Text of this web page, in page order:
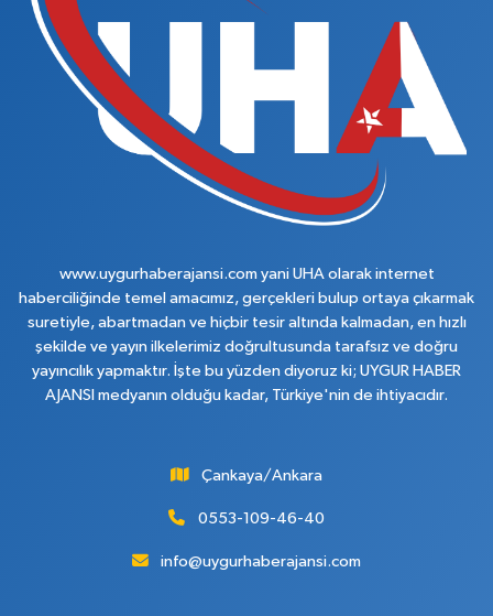
www.uygurhaberajansi.com yani UHA olarak internet
haberciliğinde temel amacımız, gerçekleri bulup ortaya çıkarmak
suretiyle, abartmadan ve hiçbir tesir altında kalmadan, en hızlı
şekilde ve yayın ilkelerimiz doğrultusunda tarafsız ve doğru
yayıncılık yapmaktır. İşte bu yüzden diyoruz ki; UYGUR HABER
AJANSI medyanın olduğu kadar, Türkiye'nin de ihtiyacıdır.
Çankaya/Ankara
0553-109-46-40
info@uygurhaberajansi.com